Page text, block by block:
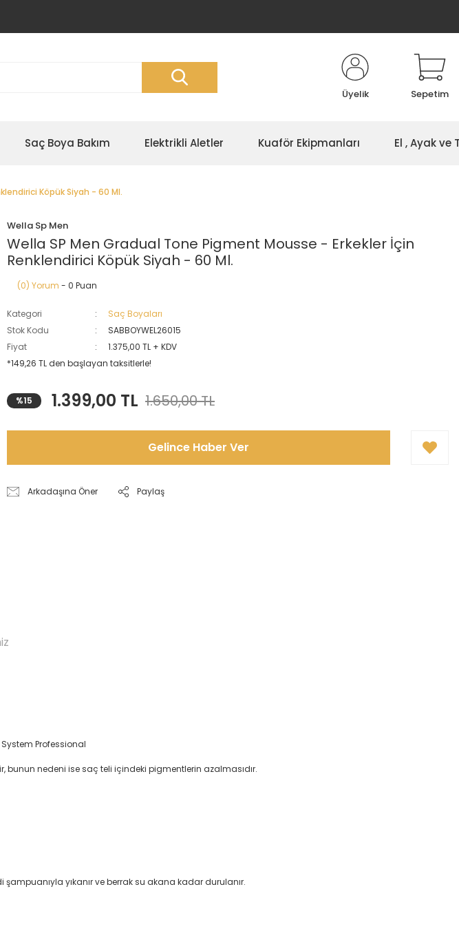
Üyelik Sepetim
Saç Boya Bakım Elektrikli Aletler Kuaför Ekipmanları El , Ayak ve
Köpük Siyah - 60 Ml.
Wella Sp Men
Wella SP Men Gradual Tone Pigment Mousse - Erkekler İçin
Renklendirici Köpük Siyah - 60 Ml.
(0) Yorum - 0 Puan
Kategori
Saç Boyaları
Stok Kodu
SABBOYWEL26015
Fiyat
1.375,00 TL + KDV
*149,26 TL den başlayan taksitlerle!
%15 1.399,00 TL 1.650,00 TL
Gelince Haber Ver
Arkadaşına Öner Paylaş
System Professional
bunun nedeni ise saç teli içindeki pigmentlerin azalmasıdır.
yıkanır ve berrak su akana kadar durulanır.